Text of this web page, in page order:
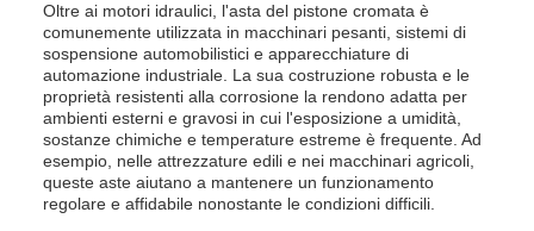
Oltre ai motori idraulici, l'asta del pistone cromata è
comunemente utilizzata in macchinari pesanti, sistemi di
sospensione automobilistici e apparecchiature di
automazione industriale. La sua costruzione robusta e le
proprietà resistenti alla corrosione la rendono adatta per
ambienti esterni e gravosi in cui l'esposizione a umidità,
sostanze chimiche e temperature estreme è frequente. Ad
esempio, nelle attrezzature edili e nei macchinari agricoli,
queste aste aiutano a mantenere un funzionamento
regolare e affidabile nonostante le condizioni difficili.